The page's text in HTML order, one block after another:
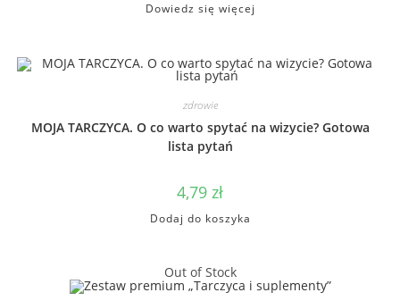
Dowiedz się więcej
zdrowie
MOJA TARCZYCA. O co warto spytać na wizycie? Gotowa
lista pytań
4,79 zł
Dodaj do koszyka
Out of Stock